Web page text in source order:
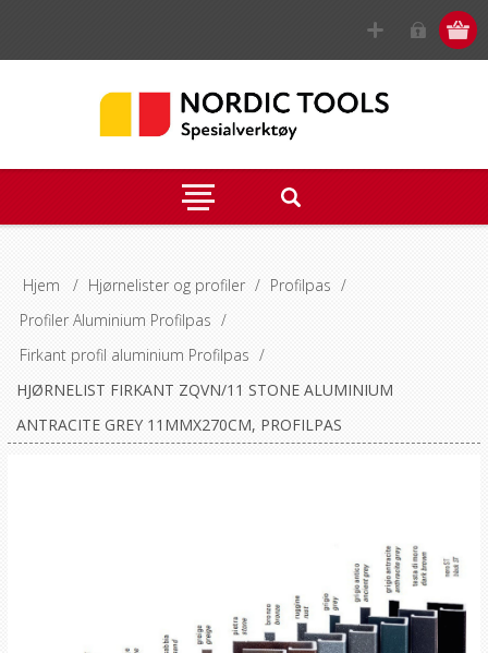
Hjem / Hjørnelister og profiler / Profilpas /
Profiler Aluminium Profilpas /
Firkant profil aluminium Profilpas /
HJØRNELIST FIRKANT ZQVN/11 STONE ALUMINIUM
ANTRACITE GREY 11MMX270CM, PROFILPAS